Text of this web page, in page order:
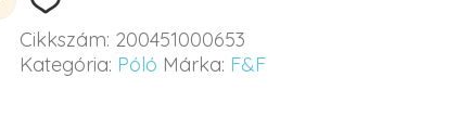
Cikkszám: 200451000653
Kategória: Póló Márka: F&F